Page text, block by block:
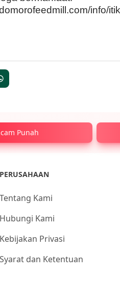
info/
Punah
PERUSAHAAN
Tentang Kami
Hubungi Kami
Kebijakan Privasi
Syarat dan Ketentuan